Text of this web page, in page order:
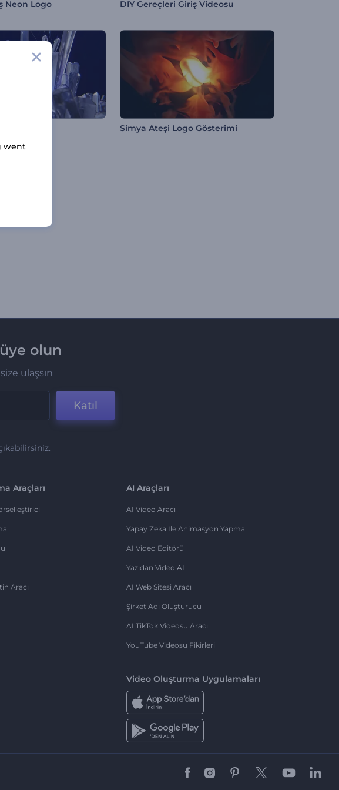
Neon Logo DIY Gereçleri Giriş Videosu
Simya Ateşi Logo Gösterimi
olun
ulaşsın
Katıl
Araçları
Aracı
AI Araçları
AI Video Aracı
Yapay Zeka Ile Animasyon Yapma
AI Video Editörü
Yazıdan Video AI
AI Web Sitesi Aracı
Şirket Adı Oluşturucu
AI TikTok Videosu Aracı
YouTube Videosu Fikirleri
Video Oluşturma Uygulamaları
went